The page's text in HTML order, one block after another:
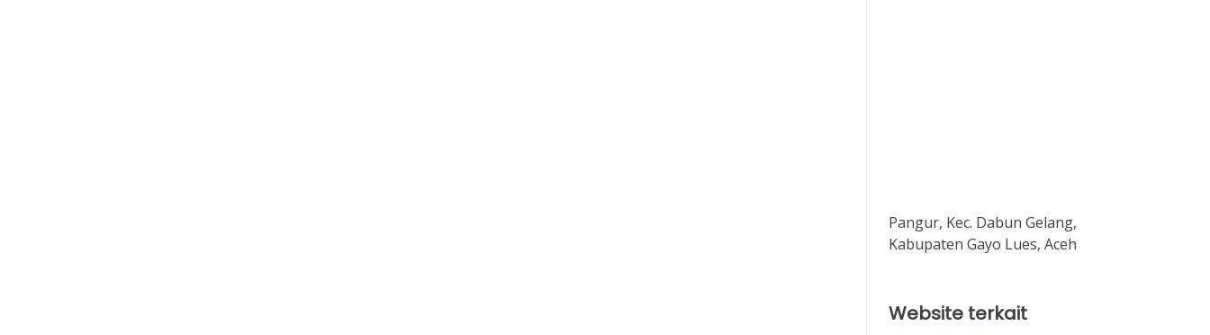
Pangur, Kec. Dabun Gelang,
Kabupaten Gayo Lues, Aceh
Website terkait